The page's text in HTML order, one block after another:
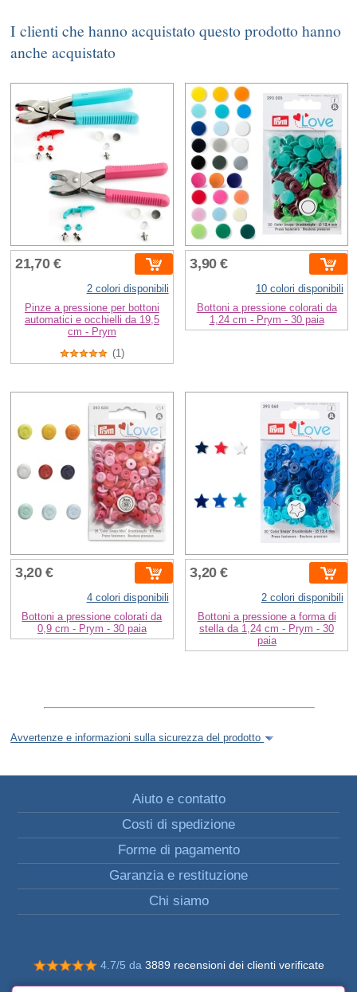
I clienti che hanno acquistato questo prodotto hanno
anche acquistato
21,70 €
2 colori disponibili
Pinze a pressione per bottoni
automatici e occhielli da 19,5
cm - Prym
(1)
3,90 €
10 colori disponibili
Bottoni a pressione colorati da
1,24 cm - Prym - 30 paia
3,20 €
4 colori disponibili
Bottoni a pressione colorati da
0,9 cm - Prym - 30 paia
3,20 €
2 colori disponibili
Bottoni a pressione a forma di
stella da 1,24 cm - Prym - 30
paia
Avvertenze e informazioni sulla sicurezza del prodotto
Aiuto e contatto
Costi di spedizione
Forme di pagamento
Garanzia e restituzione
Chi siamo
4.7/5 da 3889 recensioni dei clienti verificate